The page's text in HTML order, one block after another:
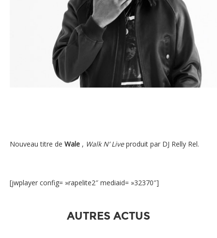
Nouveau titre de Wale , Walk N’ Liveproduit par DJ Relly Rel.
[jwplayer config= »rapelite2″ mediaid= »32370″]
AUTRES ACTUS